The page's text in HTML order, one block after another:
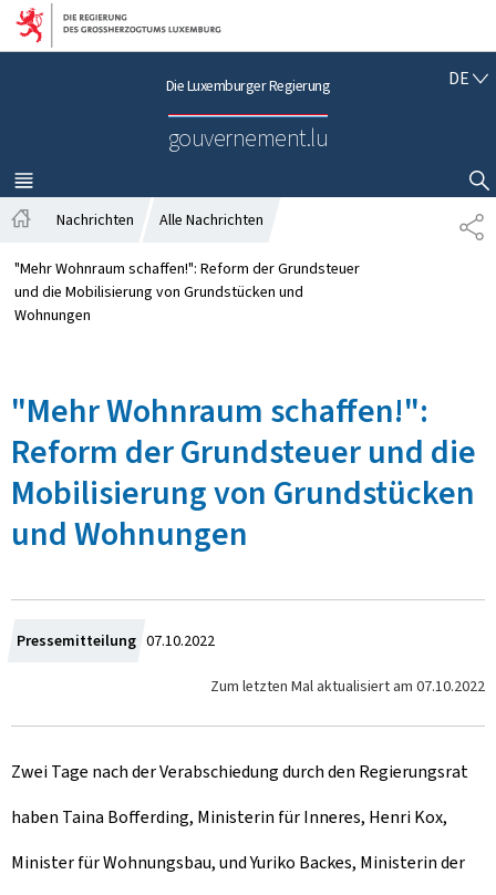
Zur Hauptnavigation
Zum Inhalt
Die Luxemburger Regierung
gouvernement.lu
DED
S
C
H
MENÜ
HAUPT-
SUCHFLED ANZEIGEN / SCHLIESSEN
T
E
t
a
r
i
e
Nachrichten Alle Nachrichten
"Mehr Wohnraum schaffen!": Reform der Grundsteuer
und die Mobilisierung von Grundstücken und
Wohnungen
"Mehr Wohnraum schaffen!":
Reform der Grundsteuer und die
Mobilisierung von Grundstücken
und Wohnungen
Pressemitteilung Z
m
07.10.2022
Zum letzten Mal aktualisiert am 07.10.2022
Zwei Tage nach der Verabschiedung durch den Regierungsrat
haben Taina Bofferding, Ministerin für Inneres, Henri Kox,
Minister für Wohnungsbau, und Yuriko Backes, Ministerin der